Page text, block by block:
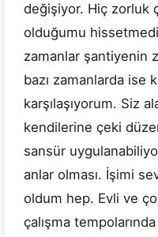
değişiyor. Hiç zorluk
olduğumu
zamanlar şantiyenin
bazı zamanlarda ise
karşılaşıyorum. Siz
kendilerine çeki
sansür
anlar olması. İşimi
oldum hep. Evli ve
çalışma